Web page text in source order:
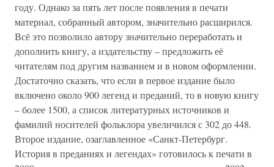
году. Однако за пять лет после появления в печати
материал, собранный автором, значительно расширился.
Всё это позволило автору значительно переработать и
дополнить книгу, а издательству – предложить её
читателям под другим названием и в новом оформлении.
Достаточно сказать, что если в первое издание было
включено около 900 легенд и преданий, то в новую книгу
– более 1500, а список литературных источников и
фамилий носителей фольклора увеличился с 302 до 448.
Второе издание, озаглавленное «Санкт-Петербург.
История в преданиях и легендах» готовилось к печати в